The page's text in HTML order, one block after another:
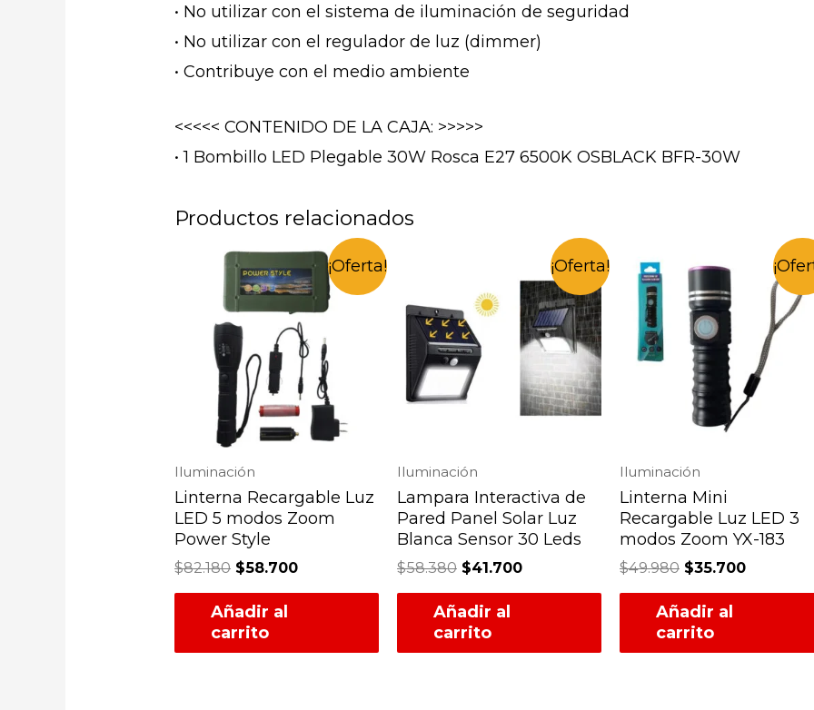
• No utilizar con el sistema de iluminación de seguridad
• No utilizar con el regulador de luz (dimmer)
• Contribuye con el medio ambiente
<<<<< CONTENIDO DE LA CAJA: >>>>>
• 1 Bombillo LED Plegable 30W Rosca E27 6500K OSBLACK BFR-30W
Productos relacionados
¡Oferta!
Iluminación
Linterna Recargable Luz
LED 5 modos Zoom
Power Style
$82.180 $58.700
Añadir al
carrito
¡Oferta!
Iluminación
Lampara Interactiva de
Pared Panel Solar Luz
Blanca Sensor 30 Leds
$58.380 $41.700
Añadir al
carrito
Iluminación
Linterna Mini
Recargable Luz LED 3
modos Zoom YX-183
$49.980 $35.700
Añadir al
carrito